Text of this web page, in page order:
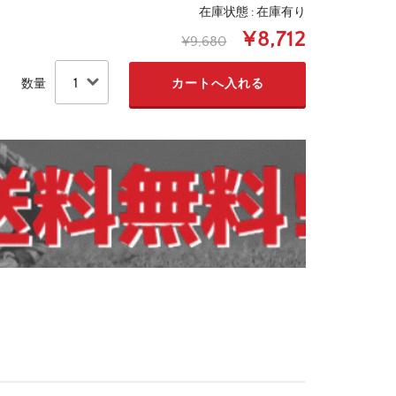
在庫状態 : 在庫有り
¥9,680 ¥8,712
数量